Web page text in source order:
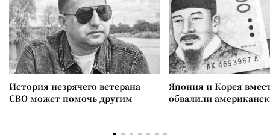
История незрячего ветерана
СВО может помочь другим
Япония и Корея
обвалили